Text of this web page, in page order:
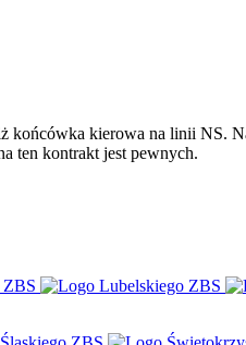
końcówka kierowa na linii NS.
ten kontrakt jest pewnych.